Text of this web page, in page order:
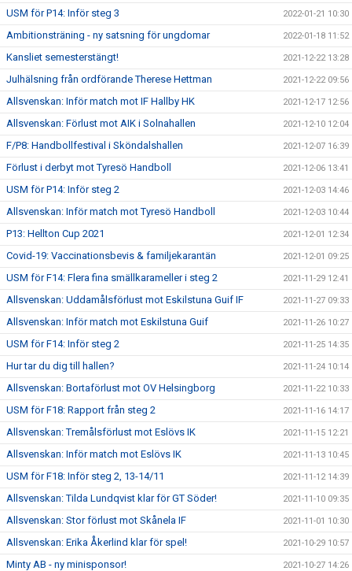
USM för P14: Inför steg 3 2022-01-21 10:30
Ambitionsträning - ny satsning för ungdomar 2022-01-18 11:52
Kansliet semesterstängt! 2021-12-22 13:28
Julhälsning från ordförande Therese Hettman 2021-12-22 09:56
Allsvenskan: Inför match mot IF Hallby HK 2021-12-17 12:56
Allsvenskan: Förlust mot AIK i Solnahallen 2021-12-10 12:04
F/P8: Handbollfestival i Sköndalshallen 2021-12-07 16:39
Förlust i derbyt mot Tyresö Handboll 2021-12-06 13:41
USM för P14: Inför steg 2 2021-12-03 14:46
Allsvenskan: Inför match mot Tyresö Handboll 2021-12-03 10:44
P13: Hellton Cup 2021 2021-12-01 12:34
Covid-19: Vaccinationsbevis & familjekarantän 2021-12-01 09:25
USM för F14: Flera fina smällkarameller i steg 2 2021-11-29 12:41
Allsvenskan: Uddamålsförlust mot Eskilstuna Guif IF 2021-11-27 09:33
Allsvenskan: Inför match mot Eskilstuna Guif 2021-11-26 10:27
USM för F14: Inför steg 2 2021-11-25 14:35
Hur tar du dig till hallen? 2021-11-24 10:14
Allsvenskan: Bortaförlust mot OV Helsingborg 2021-11-22 10:33
USM för F18: Rapport från steg 2 2021-11-16 14:17
Allsvenskan: Tremålsförlust mot Eslövs IK 2021-11-15 12:21
Allsvenskan: Inför match mot Eslövs IK 2021-11-13 10:45
USM för F18: Inför steg 2, 13-14/11 2021-11-12 14:39
Allsvenskan: Tilda Lundqvist klar för GT Söder! 2021-11-10 09:35
Allsvenskan: Stor förlust mot Skånela IF 2021-11-01 10:30
Allsvenskan: Erika Åkerlind klar för spel! 2021-10-29 10:57
Minty AB - ny minisponsor! 2021-10-27 14:26